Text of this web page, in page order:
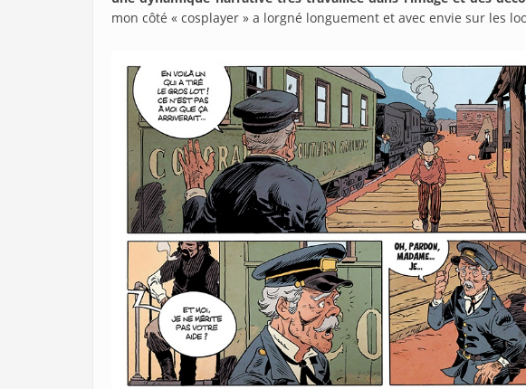
mon côté « cosplayer » a lorgné longuement et avec envie sur les